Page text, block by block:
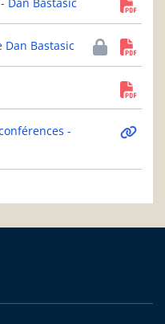
Dan Bastasic
Bastasic
-